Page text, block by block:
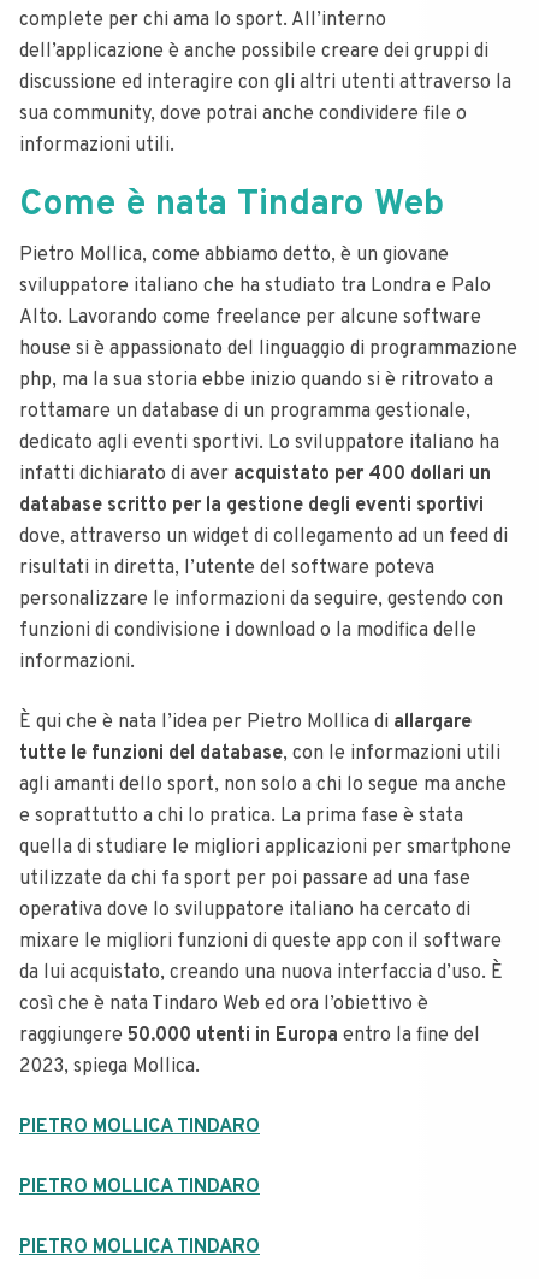
complete per chi ama lo sport. All’interno
dell’applicazione è anche possibile creare dei gruppi di
discussione ed interagire con gli altri utenti attraverso la
sua community, dove potrai anche condividere file o
informazioni utili.
Come è nata Tindaro Web
Pietro Mollica, come abbiamo detto, è un giovane
sviluppatore italiano che ha studiato tra Londra e Palo
Alto. Lavorando come freelance per alcune software
house si è appassionato del linguaggio di programmazione
php, ma la sua storia ebbe inizio quando si è ritrovato a
rottamare un database di un programma gestionale,
dedicato agli eventi sportivi. Lo sviluppatore italiano ha
infatti dichiarato di aver acquistato per 400 dollari un
database scritto per la gestione degli eventi sportivi
dove, attraverso un widget di collegamento ad un feed di
risultati in diretta, l’utente del software poteva
personalizzare le informazioni da seguire, gestendo con
funzioni di condivisione i download o la modifica delle
informazioni.
È qui che è nata l’idea per Pietro Mollica di allargare
tutte le funzioni del database, con le informazioni utili
agli amanti dello sport, non solo a chi lo segue ma anche
e soprattutto a chi lo pratica. La prima fase è stata
quella di studiare le migliori applicazioni per smartphone
utilizzate da chi fa sport per poi passare ad una fase
operativa dove lo sviluppatore italiano ha cercato di
mixare le migliori funzioni di queste app con il software
da lui acquistato, creando una nuova interfaccia d’uso. È
così che è nata Tindaro Web ed ora l’obiettivo è
raggiungere 50.000 utenti in Europa entro la fine del
2023, spiega Mollica.
PIETRO MOLLICA TINDARO
PIETRO MOLLICA TINDARO
PIETRO MOLLICA TINDARO